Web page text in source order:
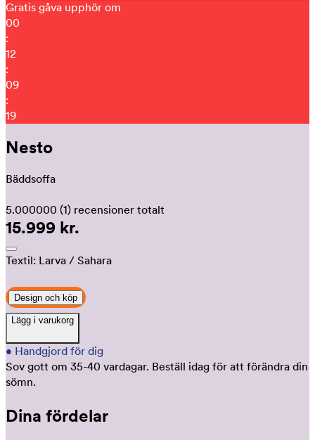
Gratis gåva upphör om
00
:
12
:
09
:
11
Nesto
Bäddsoffa
5.000000 (1) recensioner totalt
15.999 kr.
Textil: Larva / Sahara
Design och köp
Lägg i varukorg
• Handgjord för dig
Sov gott om 35-40 vardagar. Beställ idag för att förändra din
sömn.
Dina fördelar